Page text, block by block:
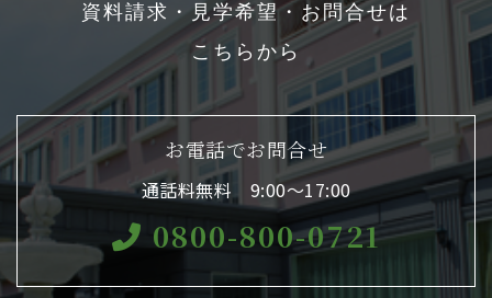
資料請求・見学希望・お問合せは
こちらから
お電話でお問合せ
通話料無料 9:00〜17:00
0800-800-0721